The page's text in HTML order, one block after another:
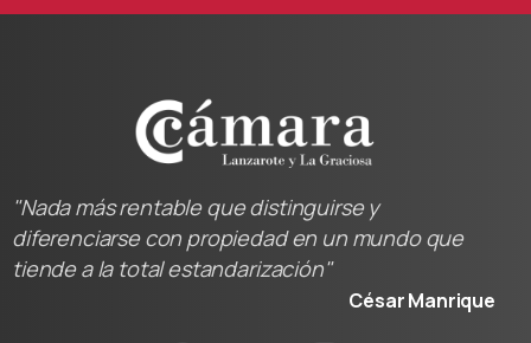
"Nada más rentable que distinguirse y
diferenciarse con propiedad en un mundo que
tiende a la total estandarización"
César Manrique